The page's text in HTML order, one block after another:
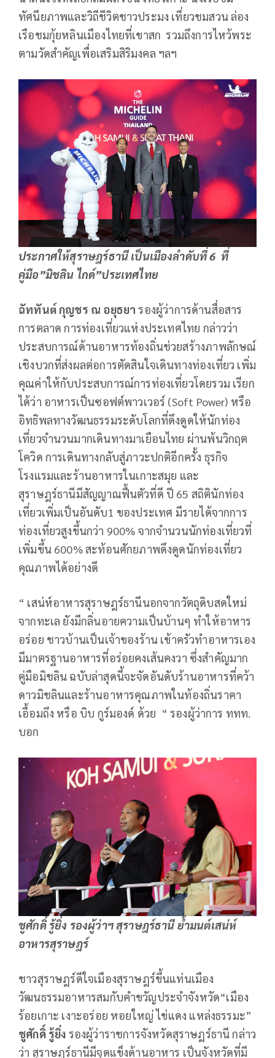
ทัศนียภาพและวิถีชีวิตชาวประมง เที่ยวชมสวน ล่อง
เรือชมกุ้ยหลินเมืองไทยที่เขาสก รวมถึงการไหว้พระ
ตามวัดสำคัญเพื่อเสริมสิริมงคล ฯลฯ
ประกาศให้สุราษฎร์ธานี เป็นเมืองลำดับที่ 6 ที่
คู่มือ”มิชลิน ไกด์”ประเทศไทย
ฉัททันต์ กุญชร ณ อยุธยา รองผู้ว่าการด้านสื่อสาร
การตลาด การท่องเที่ยวแห่งประเทศไทย กล่าวว่า
ประสบการณ์ด้านอาหารท้องถิ่นช่วยสร้างภาพลักษณ์
เชิงบวกที่ส่งผลต่อการตัดสินใจเดินทางท่องเที่ยว เพิ่ม
คุณค่าให้กับประสบการณ์การท่องเที่ยวโดยรวม เรียก
ได้ว่า อาหารเป็นซอฟต์พาวเวอร์ (Soft Power) หรือ
อิทธิพลทางวัฒนธรรมระดับโลกที่ดึงดูดให้นักท่อง
เที่ยวจำนวนมากเดินทางมาเยือนไทย ผ่านพ้นวิกฤต
โควิด การเดินทางกลับสู่ภาวะปกติอีกครั้ง ธุรกิจ
โรงแรมและร้านอาหารในเกาะสมุย และ
สุราษฎร์ธานีมีสัญญาณฟื้นตัวที่ดี ปี 65 สถิตินักท่อง
เที่ยวเพิ่มเป็นอันดับ1 ของประเทศ มีรายได้จากการ
ท่องเที่ยวสูงขึ้นกว่า 900% จากจำนวนนักท่องเที่ยวที่
เพิ่มขึ้น 600% สะท้อนศักยภาพดึงดูดนักท่องเที่ยว
คุณภาพได้อย่างดี
“ เสน่ห์อาหารสุราษฎร์ธานีนอกจากวัตถุดิบสดใหม่
จากทะเล ยังมีกลิ่นอายความเป็นบ้านๆ ทำให้อาหาร
อร่อย ชาวบ้านเป็นเจ้าของร้าน เข้าครัวทำอาหารเอง
มีมาตรฐานอาหารที่อร่อยคงเส้นคงวา ซึ่งสำคัญมาก
คู่มือมิชลิน ฉบับล่าสุดนี้จะจัดอันดับร้านอาหารที่คว้า
ดาวมิชลินและร้านอาหารคุณภาพในท้องถิ่นราคา
เอื้อมถึง หรือ บิบ กูร์มองด์ ด้วย “ รองผู้ว่าการ ททท.
บอก
ชูศักดิ์ รู้ยิ่ง รองผู้ว่าฯ สุราษฎร์ธานี ย้ำมนต์เสน่ห์
อาหารสุราษฎร์
ชาวสุราษฎร์ดีใจเมืองสุราษฎร์ขึ้นแท่นเมือง
วัฒนธรรมอาหารสมกับคำขวัญประจำจังหวัด“เมือง
ร้อยเกาะ เงาะอร่อย หอยใหญ่ ไข่แดง แหล่งธรรมะ”
ชูศักดิ์ รู้ยิ่ง รองผู้ว่าราชการจังหวัดสุราษฎร์ธานี กล่าว
ว่า สุราษฎร์ธานีมีจุดแข็งด้านอาหาร เป็นจังหวัดที่มี